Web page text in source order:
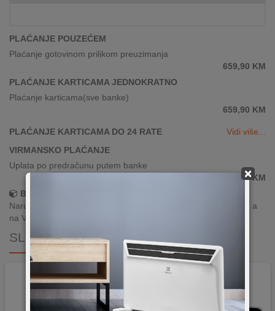
DIGITALIS
×
PLAĆANJE POUZEĆEM
Plaćanje gotovinom prilikom preuzimanja
659,90 KM
PLAĆANJE KARTICAMA JEDNOKRATNO
Plaćanje karticama(sve banke)
659,90 KM
PLAĆANJE KARTICAMA DO 24 RATE
Vidi više...
VIRMANSKO PLAĆANJE
Uplata po predračunu putem banke
659,90KM
Brza dostava!
Narudžbe zaprimljene radnim danima do 13h šaljemo isti dan, a
na Vašoj adresi paket je već za 24–48h.
SLIČNI PROIZVODI